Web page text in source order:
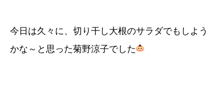
今日は久々に、切り干し大根のサラダでもしよう
かな～と思った菊野涼子でした